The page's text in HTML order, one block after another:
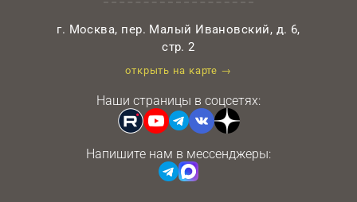
г. Москва, пер. Малый Ивановский, д. 6,
стр. 2
открыть на карте →
Наши страницы в соцсетях:
Напишите нам в мессенджеры: